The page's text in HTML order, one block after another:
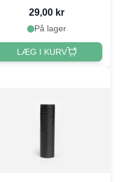
29,00 kr
På lager
LÆG I KURV